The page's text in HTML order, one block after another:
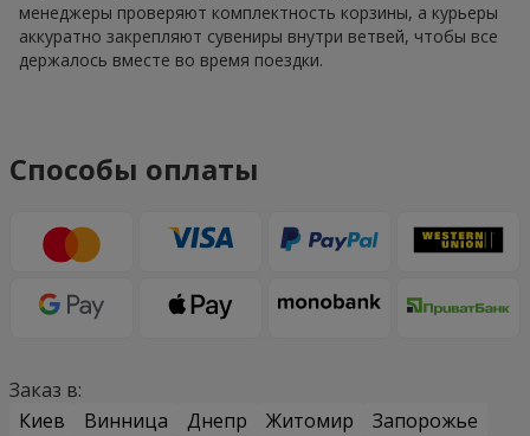
менеджеры проверяют комплектность корзины, а курьеры
аккуратно закрепляют сувениры внутри ветвей, чтобы все
держалось вместе во время поездки.
Способы оплаты
Заказ в:
Киев
Винница Днепр Житомир
Запорожье